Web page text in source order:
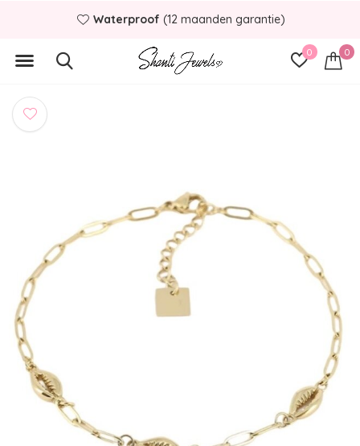
0 0
Waterproof (12 maanden garantie)